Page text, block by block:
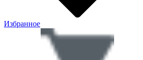
Избранное